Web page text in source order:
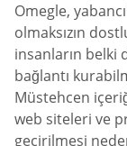
Omegle,
olmaksızın
insanların belki
bağlantı
Müstehcen
web siteleri ve
geçirilmesi